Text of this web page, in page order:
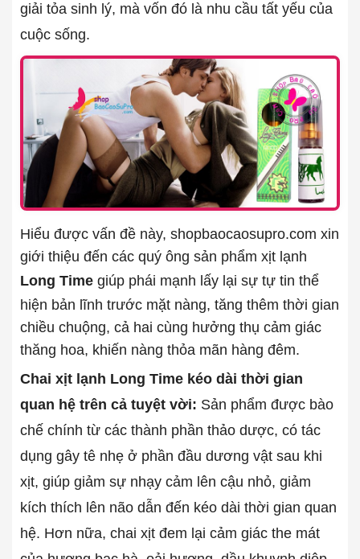
giải tỏa sinh lý, mà vốn đó là nhu cầu tất yếu của
cuộc sống.
Hiểu được vấn đề này, shopbaocaosupro.com xin
giới thiệu đến các quý ông sản phẩm xịt lạnh
Long Time giúp phái mạnh lấy lại sự tự tin thể
hiện bản lĩnh trước mặt nàng, tăng thêm thời gian
chiều chuộng, cả hai cùng hưởng thụ cảm giác
thăng hoa, khiến nàng thỏa mãn hàng đêm.
Chai xịt lạnh Long Time kéo dài thời gian
quan hệ trên cả tuyệt vời: Sản phẩm được bào
chế chính từ các thành phần thảo dược, có tác
dụng gây tê nhẹ ở phần đầu dương vật sau khi
xịt, giúp giảm sự nhạy cảm lên cậu nhỏ, giảm
kích thích lên não dẫn đến kéo dài thời gian quan
hệ. Hơn nữa, chai xịt đem lại cảm giác the mát